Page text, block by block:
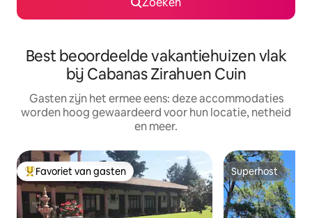
Best beoordeelde vakantiehuizen vlak
bij Cabanas Zirahuen Cuin
Gasten zijn het ermee eens: deze accommodaties
worden hoog gewaardeerd voor hun locatie, netheid
en meer.
Topfavoriet van gasten
Favoriet van gasten Superhost
Superhost